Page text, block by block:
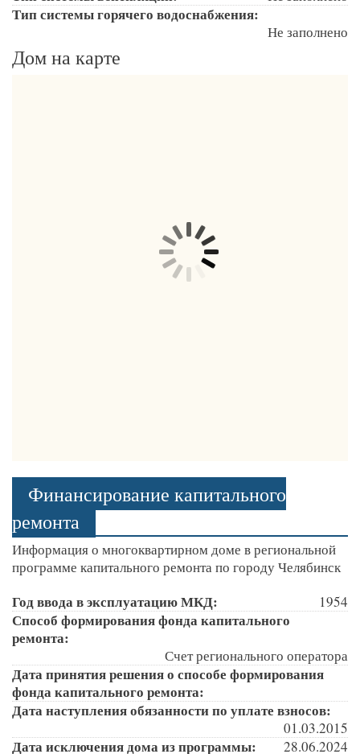
Тип системы горячего водоснабжения:
Не заполнено
Дом на карте
Финансирование капитального
ремонта
Информация о многоквартирном доме в региональной
программе капитального ремонта по городу Челябинск
Год ввода в эксплуатацию МКД: 1954
Способ формирования фонда капитального
ремонта:
Счет регионального оператора
Дата принятия решения о способе формирования
фонда капитального ремонта:
Дата наступления обязанности по уплате взносов:
01.03.2015
Дата исключения дома из программы: 28.06.2024